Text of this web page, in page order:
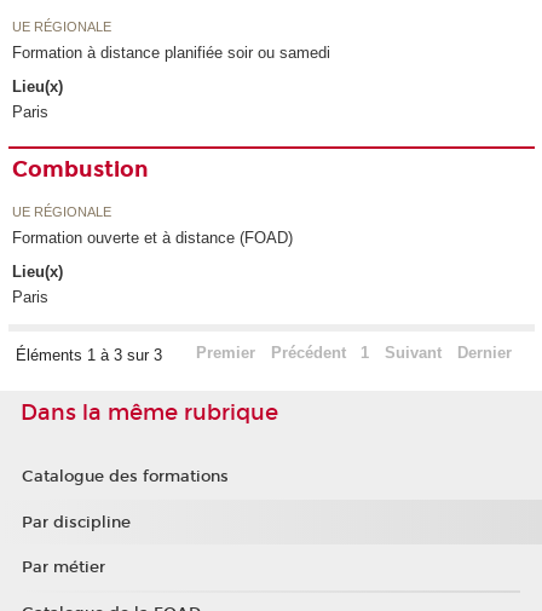
UE RÉGIONALE
Formation à distance planifiée soir ou samedi
Lieu(x)
Paris
Combustion
UE RÉGIONALE
Formation ouverte et à distance (FOAD)
Lieu(x)
Paris
Éléments 1 à 3 sur 3 Premier Précédent 1 Suivant Dernier
Dans la même rubrique
Catalogue des formations
Par discipline
Par métier